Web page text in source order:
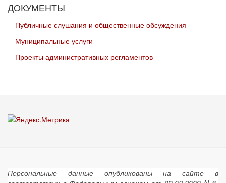
ДОКУМЕНТЫ
Публичные слушания и общественные обсуждения
Муниципальные услуги
Проекты административных регламентов
Персональные данные опубликованы на сайте в